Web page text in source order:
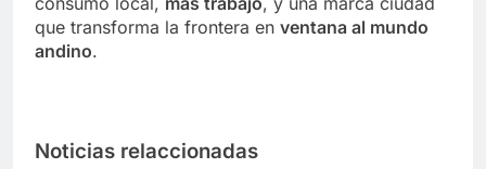
que transforma la frontera en ventana al mundo
andino.
Noticias relaccionadas